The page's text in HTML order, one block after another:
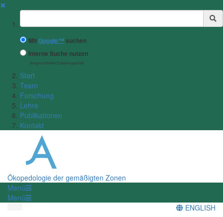
✖
Suchbegriff
MitGoogle™ suchen
Interne Suche nutzen
(eingeschränkte Ergebnisqualität)
Start
Team
Forschung
Lehre
Publikationen
Kontakt
Ökopedologie der gemäßigten Zonen
Menü
Menü
ENGLISH